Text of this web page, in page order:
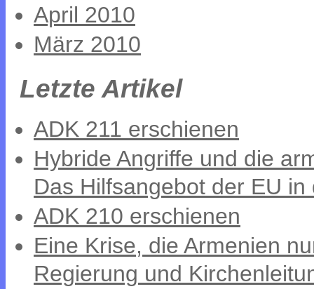
April 2010
März 2010
Letzte Artikel
ADK 211 erschienen
Hybride Angriffe und die
Das Hilfsangebot der EU
ADK 210 erschienen
Eine Krise, die Armenien
Regierung und